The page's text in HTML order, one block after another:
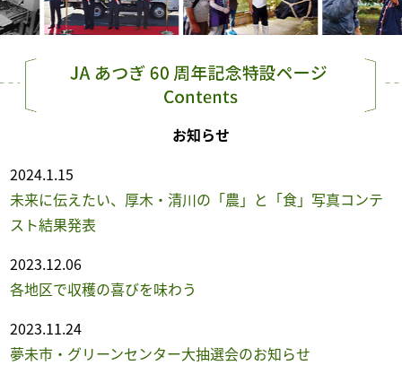
お知らせ
2024.1.15
未来に伝えたい、厚木・清川の「農」と「食」写真コンテ
スト結果発表
2023.12.06
各地区で収穫の喜びを味わう
2023.11.24
夢未市・グリーンセンター大抽選会のお知らせ